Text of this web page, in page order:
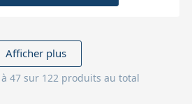
47 sur 122 produits au total
Afficher plus